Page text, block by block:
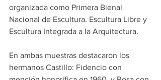
organizada como Primera Bienal
Nacional de Escultura. Escultura Libre y
Escultura Integrada a la Arquitectura.
En ambas muestras destacaron los
hermanos Castillo: Fidencio con